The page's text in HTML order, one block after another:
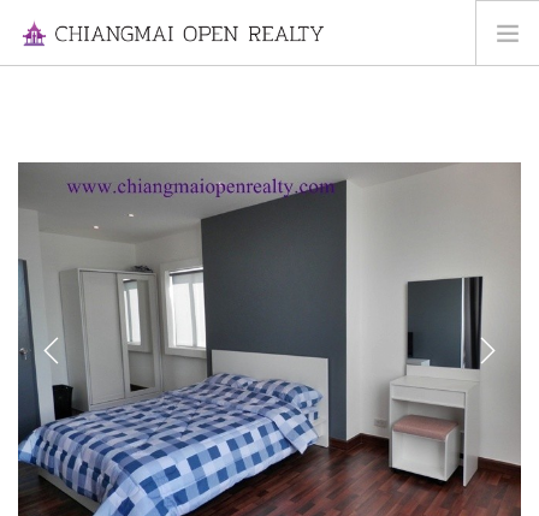
FOR SALE
ABOUT US
CONTACT US
Previous